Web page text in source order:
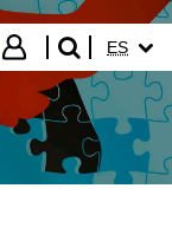
Iniciar sesión
buscar"
ES